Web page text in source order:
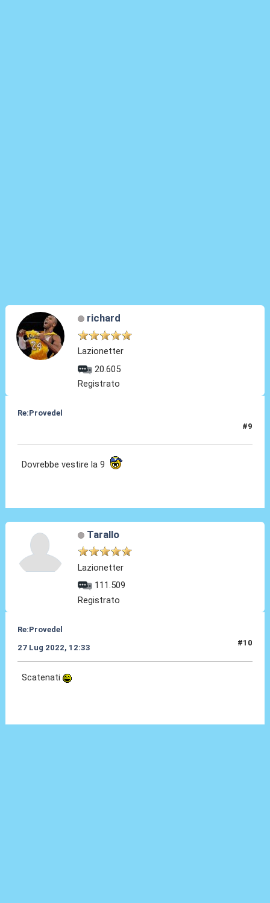
richard
Lazionetter
20.605
Registrato
Re:Provedel
#9
Dovrebbe vestire la 9
Tarallo
Lazionetter
111.509
Registrato
Re:Provedel
27 Lug 2022, 12:33
#10
Scatenati